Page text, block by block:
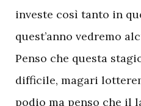
investe così tanto in
quest’anno vedremo
Penso che questa
difficile, magari
podio ma penso che il